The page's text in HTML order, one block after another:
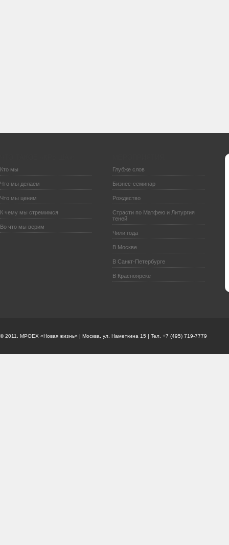
Кто мы
Что мы делаем
Что мы ценим
К чему мы стремимся
Во что мы верим
Глубже слов
Бизнес-семинар
Рождество
Страсти по Матфею и Литургия
теней
Чили года
В Москве
В Санкт-Петербурге
В Красноярске
© 2011, МРОЕХ «Новая жизнь» | Москва, ул. Наметкина 15 | Тел. +7 (495) 719-7779